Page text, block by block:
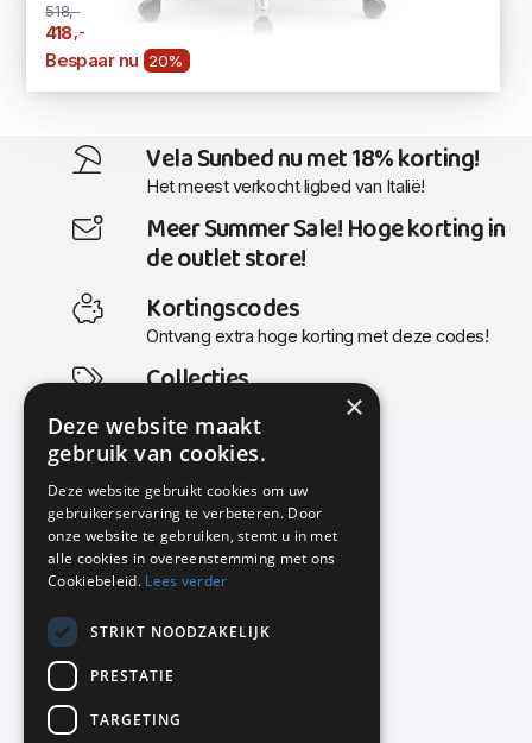
518,-
418 ,-
Bespaar nu 20%
Vela Sunbed nu met 18% korting!
Het meest verkocht ligbed van Italië!
Meer Summer Sale! Hoge korting in
de outlet store!
Kortingscodes
Ontvang extra hoge korting met deze codes!
Collecties
Actuele en populaire collecties
KMP Kantoormeubilair
Airport Business Park
Frankfurtstraat 29-31
1175 RH Lijnden
020-617 01 26
info@kmpkantoormeubilair.nl
Facebook
Instagram
×
Deze website maakt
gebruik van cookies.
Deze website gebruikt cookies om uw
gebruikerservaring te verbeteren. Door
onze website te gebruiken, stemt u in met
alle cookies in overeenstemming met ons
Cookiebeleid. Lees verder
STRIKT NOODZAKELIJK
PRESTATIE
TARGETING